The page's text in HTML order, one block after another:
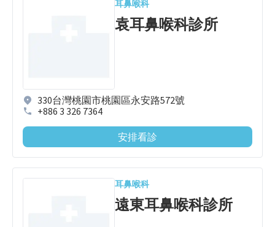
耳鼻喉科
袁耳鼻喉科診所
330台灣桃園市桃園區永安路572號
+886 3 326 7364
安排看診
耳鼻喉科
遠東耳鼻喉科診所